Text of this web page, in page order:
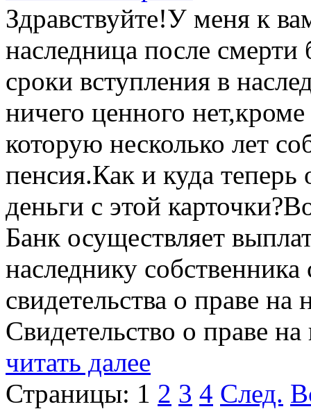
Здравствуйте!У меня к
наследница после
сроки вступления в
ничего ценного
которую несколько лет
пенсия.Как и куда
деньги с этой
Банк осуществляет
наследнику
свидетельства о праве на
Свидетельство о праве
читать далее
Страницы: 1 2 3 4 След.